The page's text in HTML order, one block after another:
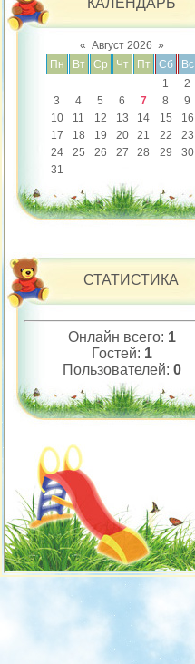
КАЛЕНДАРЬ
« Август 2026 »
Пн
Вт Ср Чт Пт Сб
Вс
1
2
3
4 5 6 7 8
9
10
11 12 13 14 15
16
17
18 19 20 21 22
23
24
25 26 27 28 29
30
31
СТАТИСТИКА
Онлайн всего: 1
Гостей: 1
Пользователей: 0